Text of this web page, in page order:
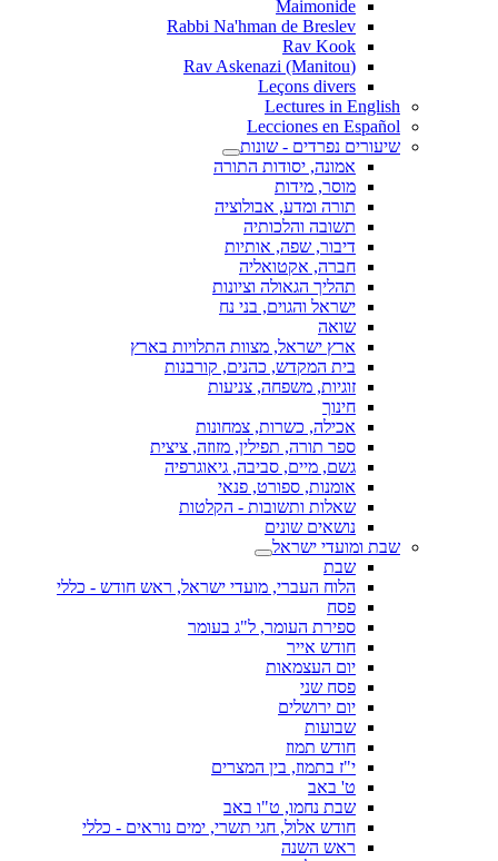
Maimonide
Rabbi Na'hman de Breslev
Rav Kook
(Rav Askenazi (Manitou
Leçons divers
Lectures in English
Lecciones en Español
שיעורים נפרדים - שונות
אמונה, יסודות התורה
מוסר, מידות
תורה ומדע, אבולוציה
תשובה והלכותיה
דיבור, שפה, אותיות
חברה, אקטואליה
תהליך הגאולה וציונות
ישראל והגוים, בני נח
שואה
ארץ ישראל, מצוות התלויות בארץ
בית המקדש, כהנים, קורבנות
זוגיות, משפחה, צניעות
חינוך
אכילה, כשרות, צמחונות
ספר תורה, תפילין, מזוזה, ציצית
גשם, מיים, סביבה, גיאוגרפיה
אומנות, ספורט, פנאי
שאלות ותשובות - הקלטות
נושאים שונים
שבת ומועדי ישראל
שבת
הלוח העברי, מועדי ישראל, ראש חודש - כללי
פסח
ספירת העומר, ל"ג בעומר
חודש אייר
יום העצמאות
פסח שני
יום ירושלים
שבועות
חודש תמוז
י"ז בתמוז, בין המצרים
ט' באב
שבת נחמו, ט"ו באב
חודש אלול, חגי תשרי, ימים נוראים - כללי
ראש השנה